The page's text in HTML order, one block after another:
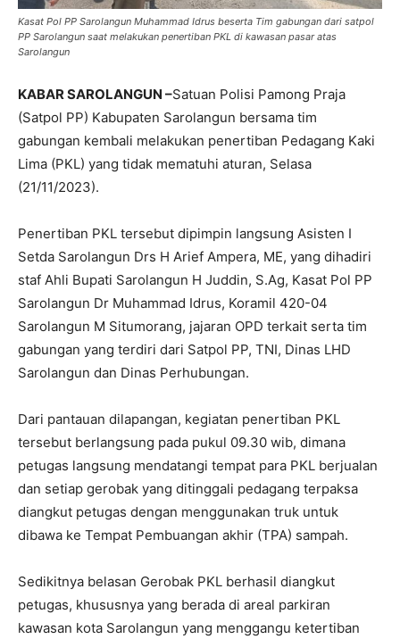
Kasat Pol PP Sarolangun Muhammad Idrus beserta Tim gabungan dari satpol
PP Sarolangun saat melakukan penertiban PKL di kawasan pasar atas
Sarolangun
KABAR SAROLANGUN –Satuan Polisi Pamong Praja
(Satpol PP) Kabupaten Sarolangun bersama tim
gabungan kembali melakukan penertiban Pedagang Kaki
Lima (PKL) yang tidak mematuhi aturan, Selasa
(21/11/2023).
Penertiban PKL tersebut dipimpin langsung Asisten I
Setda Sarolangun Drs H Arief Ampera, ME, yang dihadiri
staf Ahli Bupati Sarolangun H Juddin, S.Ag, Kasat Pol PP
Sarolangun Dr Muhammad Idrus, Koramil 420-04
Sarolangun M Situmorang, jajaran OPD terkait serta tim
gabungan yang terdiri dari Satpol PP, TNI, Dinas LHD
Sarolangun dan Dinas Perhubungan.
Dari pantauan dilapangan, kegiatan penertiban PKL
tersebut berlangsung pada pukul 09.30 wib, dimana
petugas langsung mendatangi tempat para PKL berjualan
dan setiap gerobak yang ditinggali pedagang terpaksa
diangkut petugas dengan menggunakan truk untuk
dibawa ke Tempat Pembuangan akhir (TPA) sampah.
Sedikitnya belasan Gerobak PKL berhasil diangkut
petugas, khususnya yang berada di areal parkiran
kawasan kota Sarolangun yang menggangu ketertiban